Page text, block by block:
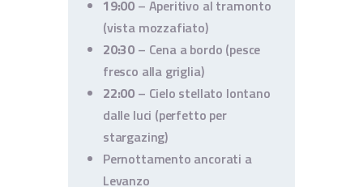
19:00 – Aperitivo al tramonto
(vista mozzafiato)
20:30 – Cena a bordo (pesce
fresco alla griglia)
22:00 – Cielo stellato lontano
dalle luci (perfetto per
stargazing)
Pernottamento ancorati a
Levanzo